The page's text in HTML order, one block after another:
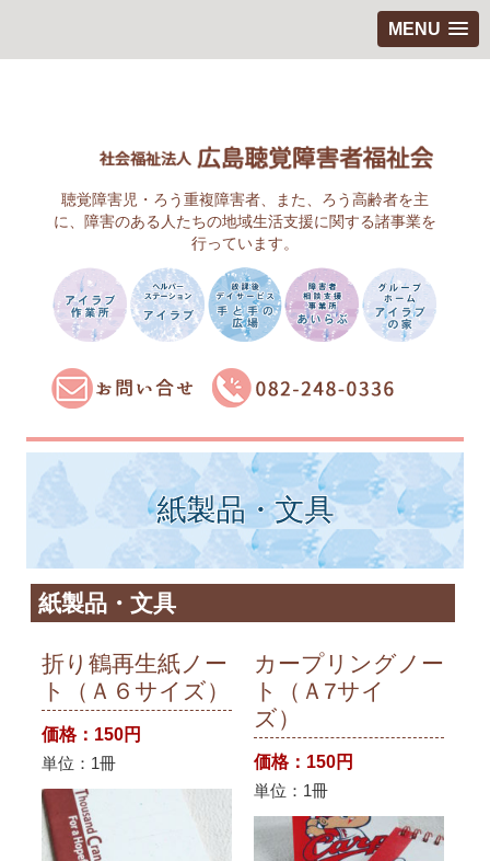
MENU
聴覚障害児・ろう重複障害者、また、ろう高齢者を主
に、障害のある人たちの地域生活支援に関する諸事業を
行っています。
紙製品・文具
紙製品・文具
折り鶴再生紙ノー
ト（Ａ６サイズ）
価格：150円
単位：1冊
カープリングノー
ト（Ａ7サイ
ズ）
価格：150円
単位：1冊